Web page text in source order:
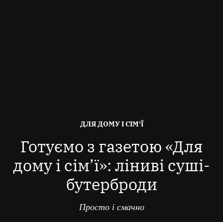
ОПУБЛІКОВАНО
ДЛЯ ДОМУ І СІМ'Ї
Готуємо з газетою «Для
дому і сім’ї»: ліниві суші-
бутерброди
Просто і смачно